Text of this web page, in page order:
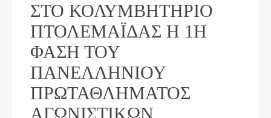
ΣΤΟ ΚΟΛΥΜΒΗΤΉΡΙΟ
ΠΤΟΛΕΜΑΪ́ΔΑΣ Η 1Η
ΦΆΣΗ ΤΟΥ
ΠΑΝΕΛΛΉΝΙΟΥ
ΠΡΩΤΑΘΛΉΜΑΤΟΣ
ΑΓΩΝΙΣΤΙΚΏΝ